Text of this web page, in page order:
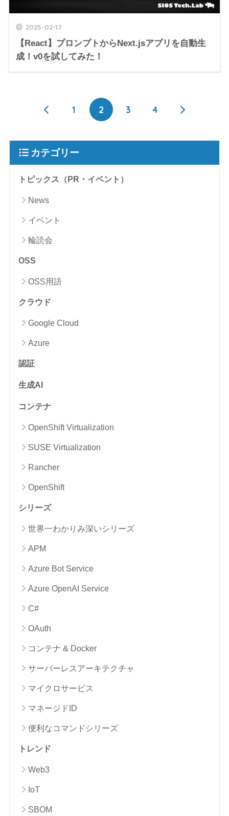
2025-02-17
【React】プロンプトからNext.jsアプリを自動生
成！v0を試してみた！
1 2 3 4
カテゴリー
トピックス（PR・イベント）
News
イベント
輪読会
OSS
OSS用語
クラウド
Google Cloud
Azure
認証
生成AI
コンテナ
OpenShift Virtualization
SUSE Virtualization
Rancher
OpenShift
シリーズ
世界一わかりみ深いシリーズ
APM
Azure Bot Service
Azure OpenAI Service
C#
OAuth
コンテナ & Docker
サーバーレスアーキテクチャ
マイクロサービス
マネージドID
便利なコマンドシリーズ
トレンド
Web3
IoT
SBOM